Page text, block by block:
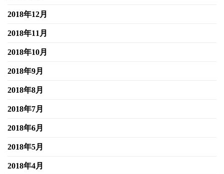
2018年12月
2018年11月
2018年10月
2018年9月
2018年8月
2018年7月
2018年6月
2018年5月
2018年4月